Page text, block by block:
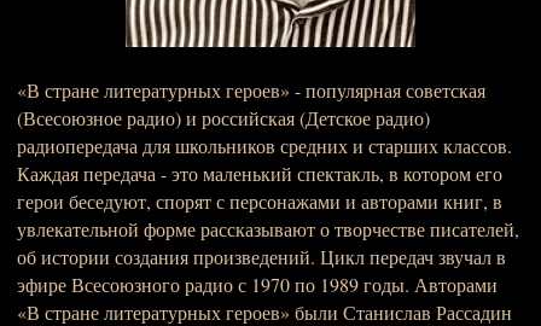
«В стране литературных героев» - популярная советская
(Всесоюзное радио) и российская (Детское радио)
радиопередача для школьников средних и старших классов.
Каждая передача - это маленький спектакль, в котором его
герои беседуют, спорят с персонажами и авторами книг, в
увлекательной форме рассказывают о творчестве писателей,
об истории создания произведений. Цикл передач звучал в
эфире Всесоюзного радио с 1970 по 1989 годы. Авторами
«В стране литературных героев» были Станислав Рассадин